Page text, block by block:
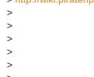
>
>
>
>
>